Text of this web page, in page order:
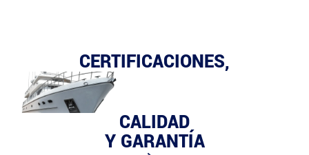
CERTIFICACIONES,
CALIDAD
Y GARANTÍA